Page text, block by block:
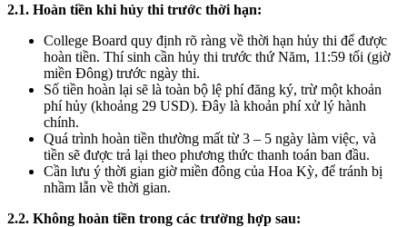
2.1. Hoàn tiền khi hủy thi trước thời hạn:
College Board quy định rõ ràng về thời hạn hủy thi để được
hoàn tiền. Thí sinh cần hủy thi trước thứ Năm, 11:59 tối (giờ
miền Đông) trước ngày thi.
Số tiền hoàn lại sẽ là toàn bộ lệ phí đăng ký, trừ một khoản
phí hủy (khoảng 29 USD). Đây là khoản phí xử lý hành
chính.
Quá trình hoàn tiền thường mất từ 3 – 5 ngày làm việc, và
tiền sẽ được trả lại theo phương thức thanh toán ban đầu.
Cần lưu ý thời gian giờ miền đông của Hoa Kỳ, để tránh bị
nhầm lẫn về thời gian.
2.2. Không hoàn tiền trong các trường hợp sau: